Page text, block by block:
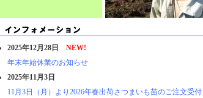
2025年12月28日
NEW!
年末年始休業のお知らせ
2025年11月3日
11月3日（月）より2026年春出荷さつまいも苗のご注文受付